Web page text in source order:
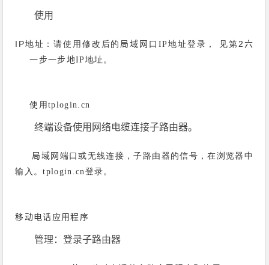
使用
IP地址：请使用修改后的 局域网 口 IP地址登录， 见第2 六
一步一步地IP地址。
使用tplogin.cn
终端设备使用网络电缆连接子路由器。
局域网 端口或无线连接，子路由器的信号，在浏览器中
输入。tplogin.cn 登录。
移动电话 应用程序
管理：登录子路由器